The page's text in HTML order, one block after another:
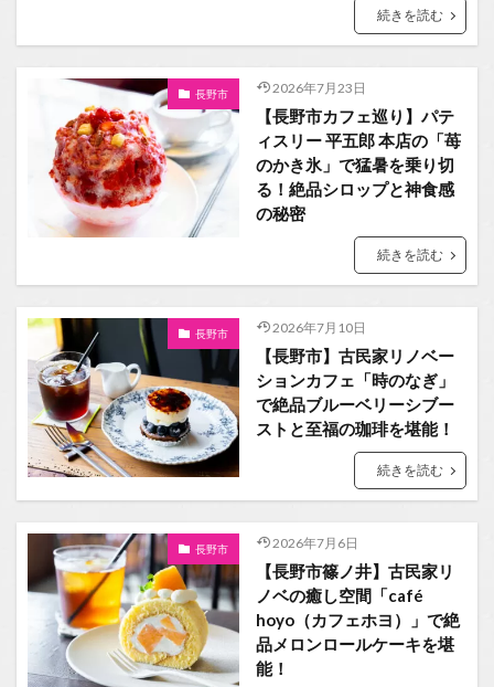
続きを読む
長野市 2026年7月23日
【長野市カフェ巡り】パテ
ィスリー 平五郎 本店の「苺
のかき氷」で猛暑を乗り切
る！絶品シロップと神食感
の秘密
続きを読む
長野市 2026年7月10日
【長野市】古民家リノベー
ションカフェ「時のなぎ」
で絶品ブルーベリーシブー
ストと至福の珈琲を堪能！
続きを読む
長野市 2026年7月6日
【長野市篠ノ井】古民家リ
ノベの癒し空間「café
hoyo（カフェホヨ）」で絶
品メロンロールケーキを堪
能！